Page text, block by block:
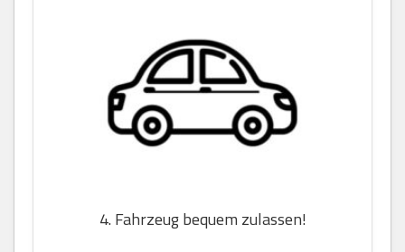
4. Fahrzeug bequem zulassen!